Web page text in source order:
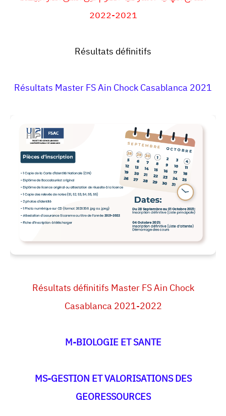
2021-2022
Résultats définitifs
Résultats Master FS Ain Chock Casablanca 2021
Résultats définitifs Master FS Ain Chock
Casablanca 2021-2022
M-BIOLOGIE ET SANTE
MS-GESTION ET VALORISATIONS DES
GEORESSOURCES